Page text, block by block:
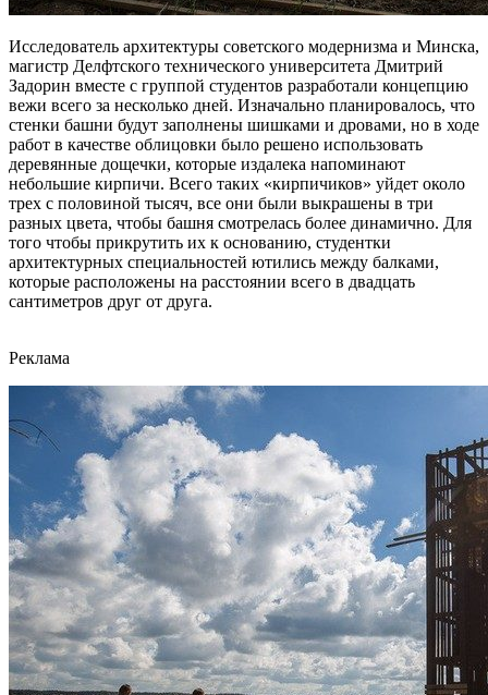
Исследователь архитектуры советского модернизма и Минска,
магистр Делфтского технического университета Дмитрий
Задорин вместе с группой студентов разработали концепцию
вежи всего за несколько дней. Изначально планировалось, что
стенки башни будут заполнены шишками и дровами, но в ходе
работ в качестве облицовки было решено использовать
деревянные дощечки, которые издалека напоминают
небольшие кирпичи. Всего таких «кирпичиков» уйдет около
трех с половиной тысяч, все они были выкрашены в три
разных цвета, чтобы башня смотрелась более динамично. Для
того чтобы прикрутить их к основанию, студентки
архитектурных специальностей ютились между балками,
которые расположены на расстоянии всего в двадцать
сантиметров друг от друга.
Реклама